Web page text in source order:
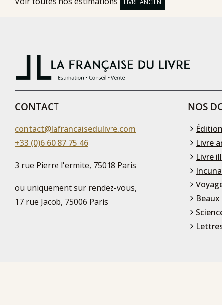
LIVRE ANCIEN
CONTACT
contact@lafrancaisedulivre.com
+33 (0)6 60 87 75 46
3 rue Pierre l'ermite, 75018 Paris
ou uniquement sur rendez-vous,
17 rue Jacob, 75006 Paris
NOS
Livre
Livre